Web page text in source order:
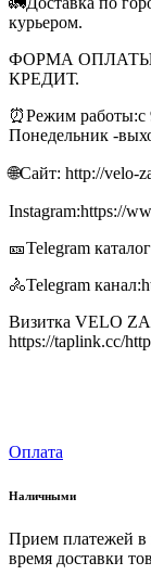
курьером.
ФОРМА
КРЕДИТ.
⏰Режим работы:с
Понедельник -
🌐Сайт: http://velo-
Instagram:https://
🎫Telegram
🚴Telegram
Визитка VELO
https://taplink.cc/
Оплата
Наличными
Прием платежей в
время доставки